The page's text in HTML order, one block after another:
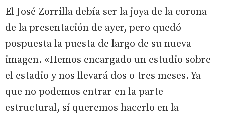
El José Zorrilla debía ser la joya de la corona
de la presentación de ayer, pero quedó
pospuesta la puesta de largo de su nueva
imagen. «Hemos encargado un estudio sobre
el estadio y nos llevará dos o tres meses. Ya
que no podemos entrar en la parte
estructural, sí queremos hacerlo en la